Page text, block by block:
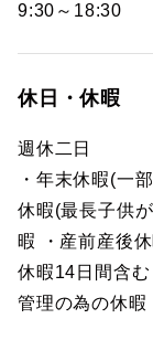
9:30～18:30
休日・休暇
週休二日
・年末休暇(一
休暇(最長子供
暇 ・産前産後
休暇14日間含
管理の為の休暇